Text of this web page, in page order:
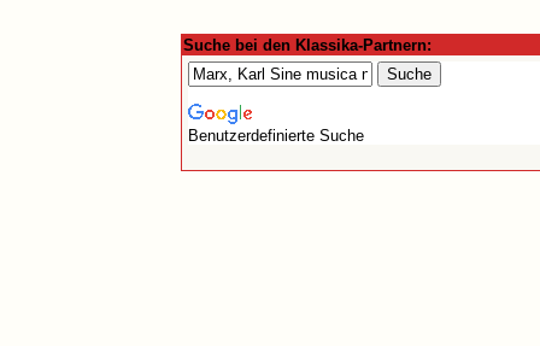
Suche bei den Klassika-Partnern:
Benutzerdefinierte Suche